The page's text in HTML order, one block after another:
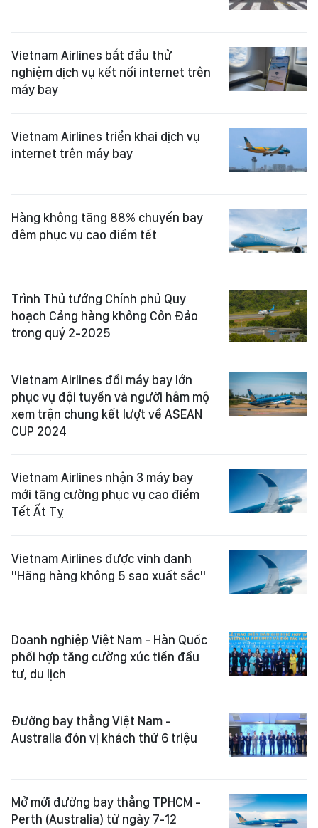
Vietnam Airlines bắt đầu thử
nghiệm dịch vụ kết nối internet trên
máy bay
Vietnam Airlines triển khai dịch vụ
internet trên máy bay
Hàng không tăng 88% chuyến bay
đêm phục vụ cao điểm tết
Trình Thủ tướng Chính phủ Quy
hoạch Cảng hàng không Côn Đảo
trong quý 2-2025
Vietnam Airlines đổi máy bay lớn
phục vụ đội tuyển và người hâm mộ
xem trận chung kết lượt về ASEAN
CUP 2024
Vietnam Airlines nhận 3 máy bay
mới tăng cường phục vụ cao điểm
Tết Ất Tỵ
Vietnam Airlines được vinh danh
"Hãng hàng không 5 sao xuất sắc"
Doanh nghiệp Việt Nam - Hàn Quốc
phối hợp tăng cường xúc tiến đầu
tư, du lịch
Đường bay thẳng Việt Nam -
Australia đón vị khách thứ 6 triệu
Mở mới đường bay thẳng TPHCM -
Perth (Australia) từ ngày 7-12